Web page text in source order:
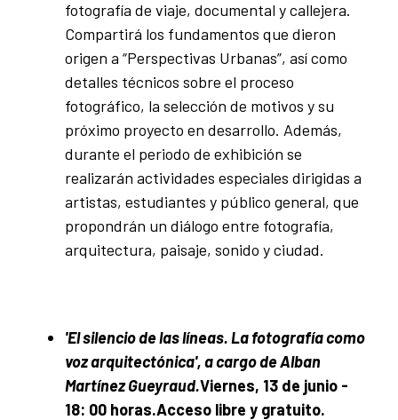
fotografía de viaje, documental y callejera.
Compartirá los fundamentos que dieron
origen a “Perspectivas Urbanas”, así como
detalles técnicos sobre el proceso
fotográfico, la selección de motivos y su
próximo proyecto en desarrollo. Además,
durante el periodo de exhibición se
realizarán actividades especiales dirigidas a
artistas, estudiantes y público general, que
propondrán un diálogo entre fotografía,
arquitectura, paisaje, sonido y ciudad.
'El silencio de las líneas. La fotografía como
voz arquitectónica', a cargo de Alban
Martínez Gueyraud.Viernes, 13 de junio -
18: 00 horas.Acceso libre y gratuito.